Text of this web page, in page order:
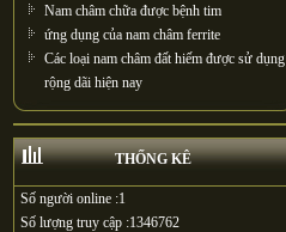
Nam châm chữa được bệnh tim
ứng dụng của nam châm ferrite
Các loại nam châm đất hiếm được sử dụng
rộng dãi hiện nay
THỐNG KÊ
Số người online :1
Số lượng truy cập :1346762